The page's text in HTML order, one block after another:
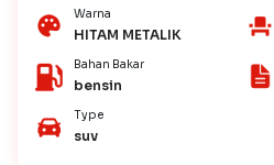
Warna
HITAM METALIK
Bahan Bakar
bensin
Type
suv